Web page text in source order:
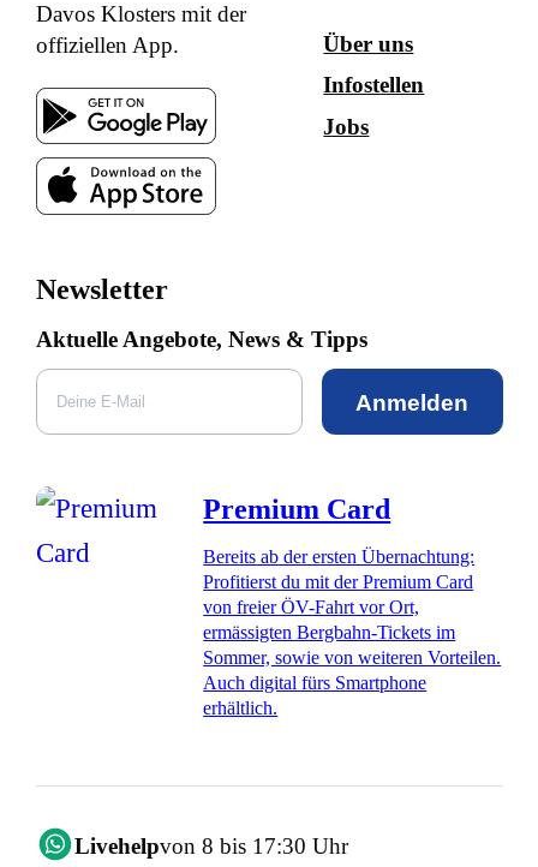
Davos Klosters mit der
offiziellen App.
Über uns
Infostellen
Jobs
Newsletter
Aktuelle Angebote, News & Tipps
Anmelden
Premium Card
Bereits ab der ersten Übernachtung:
Profitierst du mit der Premium Card
von freier ÖV-Fahrt vor Ort,
ermässigten Bergbahn-Tickets im
Sommer, sowie von weiteren Vorteilen.
Auch digital fürs Smartphone
erhältlich.
Livehelpvon 8 bis 17:30 Uhr